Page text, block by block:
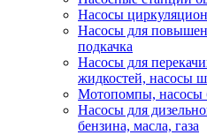
Насосы
Насосы для
подкачка
Насосы для
жидкостей, насосы
Мотопомпы, насосы
Насосы для
бензина, масла, газа